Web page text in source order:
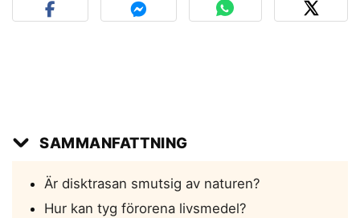
SAMMANFATTNING
Är disktrasan smutsig av naturen?
Hur kan tyg förorena livsmedel?